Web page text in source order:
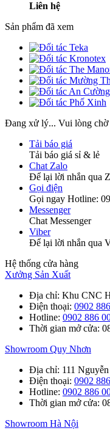
Liên hệ
Sản phẩm đã xem
Đang xử lý... Vui lòng chờ
Tải báo giá
Tải báo giá sỉ & lẻ
Chat Zalo
Để lại lời nhắn qua
Gọi điện
Gọi ngay Hotline:
Messenger
Chat Messenger
Viber
Để lại lời nhắn qua
Hệ thống cửa hàng
Xưởng Sản Xuất
Địa chỉ: Khu CNC
Điện thoại: 0902
Hotline: 0902 886
Thời gian mở cửa:
Showroom Quy Nhơn
Địa chỉ: 111
Điện thoại: 0902
Hotline: 0902 886
Thời gian mở cửa:
Showroom Hà Nội